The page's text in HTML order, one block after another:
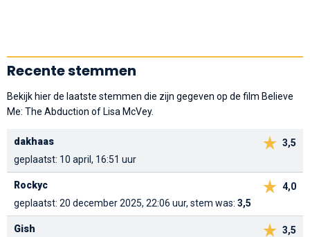
Recente stemmen
Bekijk hier de laatste stemmen die zijn gegeven op de film Believe
Me: The Abduction of Lisa McVey.
3,5
dakhaas
geplaatst: 10 april, 16:51 uur
4,0
Rockyc
geplaatst: 20 december 2025, 22:06 uur, stem was: 3,5
3,5
Gish